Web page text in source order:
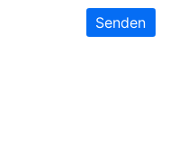
Senden